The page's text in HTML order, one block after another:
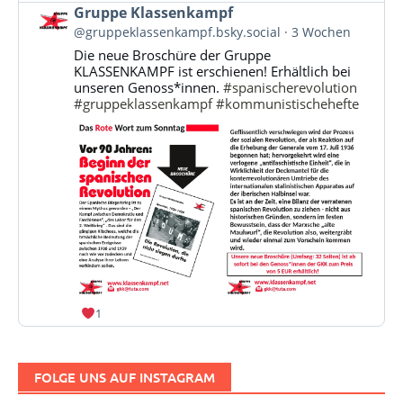
Beitrag
von
Gruppe
Klassenkampf
Bluesky
ansehen
Gruppe Klassenkampf
@gruppeklassenkampf.bsky.social 3 Wochen
Die neue Broschüre der Gruppe
KLASSENKAMPF ist erschienen! Erhältlich bei
unseren Genoss*innen.#spanischerevolution
#gruppeklassenkampf #kommunistischehefte
1
FOLGE UNS AUF INSTAGRAM